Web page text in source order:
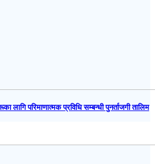
लागि परिमाणात्मक प्रविधि सम्बन्धी पुनर्ताजगी तालिम